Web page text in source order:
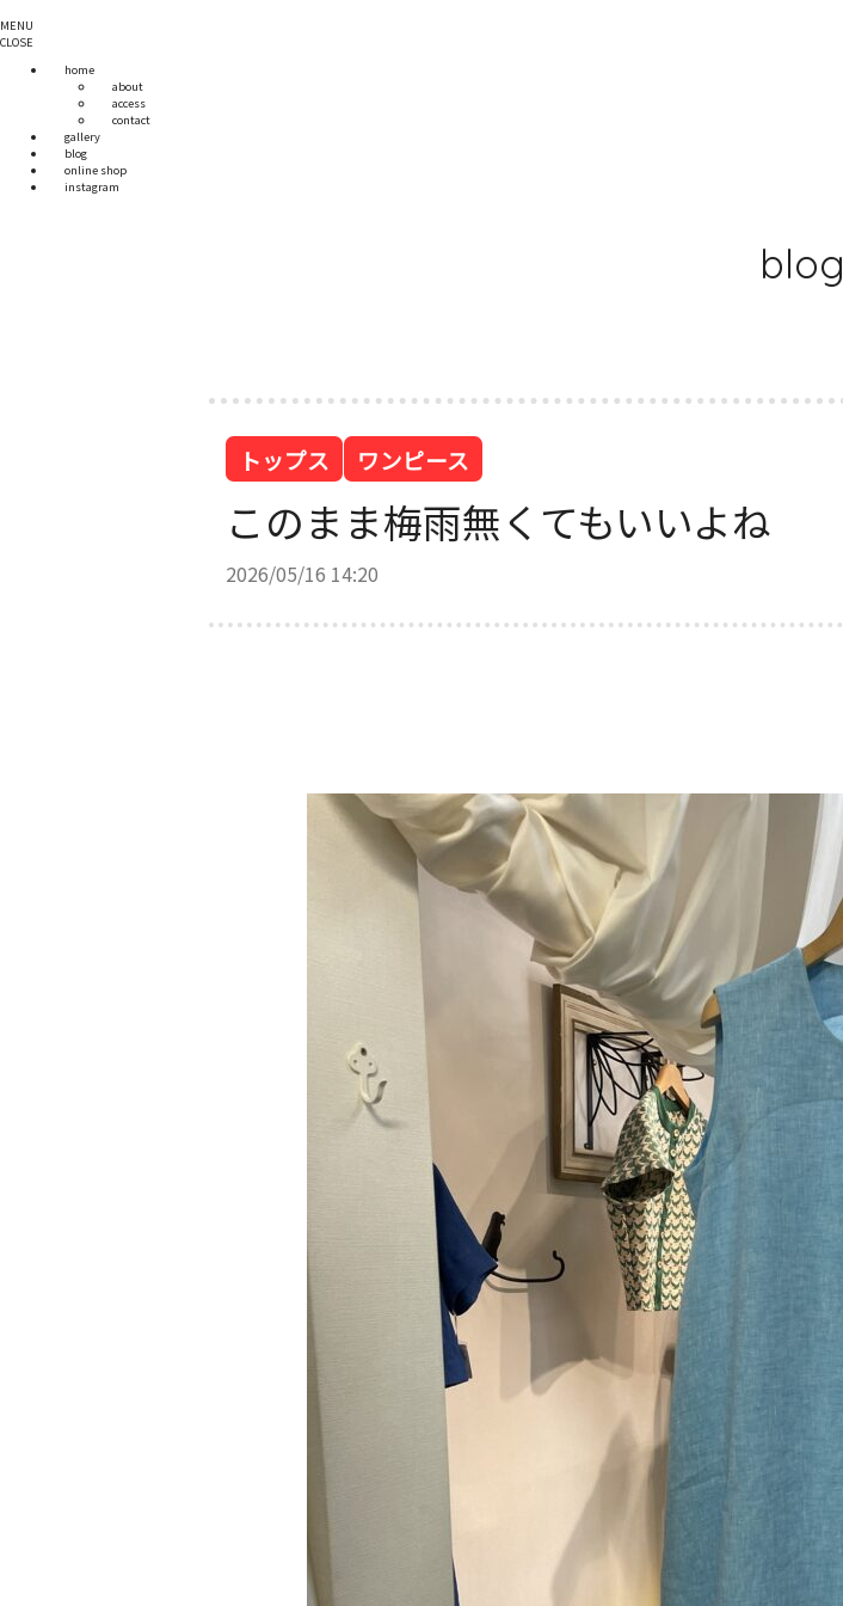
MENU
CLOSE
home
about
access
contact
gallery
blog
online shop
instagram
blog
トップス ワンピース
このまま梅雨無くてもいいよね
2026/05/16 14:20